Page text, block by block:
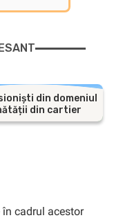
din domeniul
din cartier
cadrul acestor